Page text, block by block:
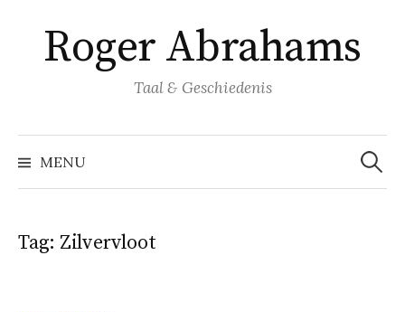
inhoud
springen
Roger Abrahams
Taal & Geschiedenis
MENU
Zoeken
naar:
Tag: Zilvervloot